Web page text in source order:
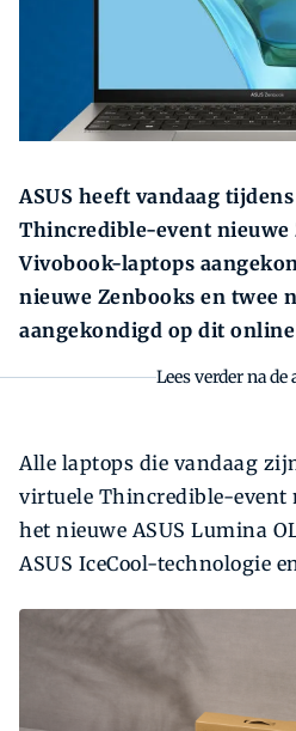
ASUS heeft vandaag
Thincredible-event nieuwe
Vivobook-laptops
nieuwe Zenbooks en twee
aangekondigd op dit
Lees verder na
Alle laptops die vandaag
virtuele Thincredible-event
het nieuwe ASUS Lumina
ASUS IceCool-technologie